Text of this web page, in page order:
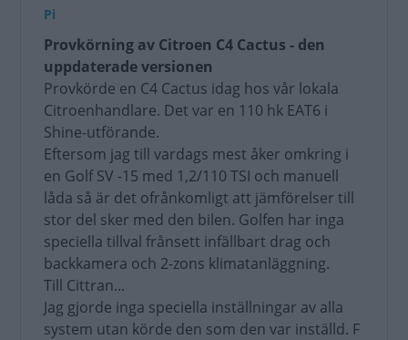
Pi
Provkörning av Citroen C4 Cactus - den
uppdaterade versionen
Provkörde en C4 Cactus idag hos vår lokala
Citroenhandlare. Det var en 110 hk EAT6 i
Shine-utförande.
Eftersom jag till vardags mest åker omkring i
en Golf SV -15 med 1,2/110 TSI och manuell
låda så är det ofrånkomligt att jämförelser till
stor del sker med den bilen. Golfen har inga
speciella tillval frånsett infällbart drag och
backkamera och 2-zons klimatanläggning.
Till Cittran...
Jag gjorde inga speciella inställningar av alla
system utan körde den som den var inställd. F